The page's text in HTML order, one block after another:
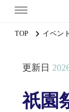
TOP イベント
更新日
祇園